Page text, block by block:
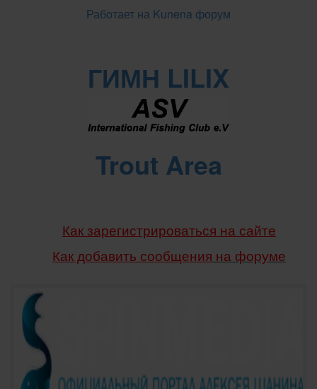
Работает на Kunena форум
ГИМН LILIX
Trout Area
Как зарегистрироваться на сайте
Как добавить сообщения на форуме